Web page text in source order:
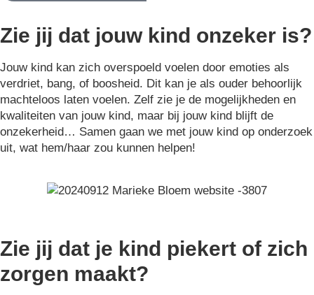
Zie jij dat jouw kind onzeker is?
Jouw kind kan zich overspoeld voelen door emoties als
verdriet, bang, of boosheid. Dit kan je als ouder behoorlijk
machteloos laten voelen. Zelf zie je de mogelijkheden en
kwaliteiten van jouw kind, maar bij jouw kind blijft de
onzekerheid… Samen gaan we met jouw kind op onderzoek
uit, wat hem/haar zou kunnen helpen!
Zie jij dat je kind piekert of zich
zorgen maakt?